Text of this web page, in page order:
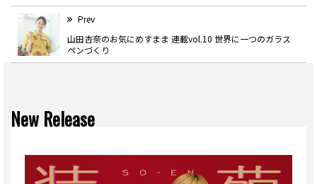
Prev
山田杏奈のお気にめすまま 連載vol.10 世界に一つのガラス
ペンづくり
New Release